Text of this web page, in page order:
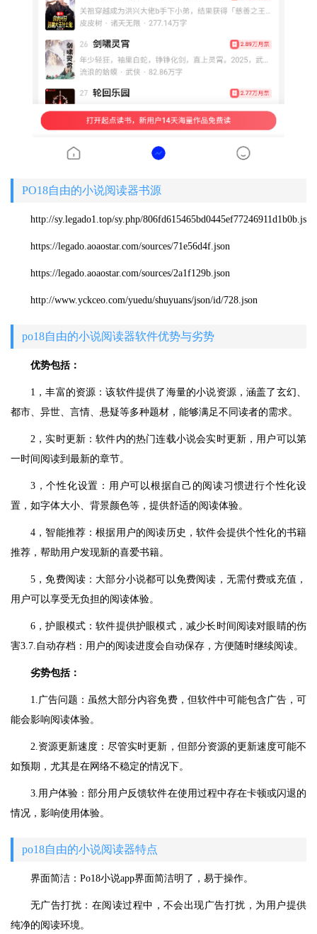
PO18自由的小说阅读器书源
http://sy.legado1.top/sy.php/806fd615465bd0445ef77246911d1b0b.json
https://legado.aoaostar.com/sources/71e56d4f.json
https://legado.aoaostar.com/sources/2a1f129b.json
http://www.yckceo.com/yuedu/shuyuans/json/id/728.json
po18自由的小说阅读器软件优势与劣势
优势包括：
1，丰富的资源：该软件提供了海量的小说资源，涵盖了玄幻、
都市、异世、言情、悬疑等多种题材，能够满足不同读者的需求。
2，实时更新：软件内的热门连载小说会实时更新，用户可以第
一时间阅读到最新的章节。
3，个性化设置：用户可以根据自己的阅读习惯进行个性化设
置，如字体大小、背景颜色等，提供舒适的阅读体验。
4，智能推荐：根据用户的阅读历史，软件会提供个性化的书籍
推荐，帮助用户发现新的喜爱书籍。
5，免费阅读：大部分小说都可以免费阅读，无需付费或充值，
用户可以享受无负担的阅读体验。
6，护眼模式：软件提供护眼模式，减少长时间阅读对眼睛的伤
害3.7.自动存档：用户的阅读进度会自动保存，方便随时继续阅读。
劣势包括：
1.广告问题：虽然大部分内容免费，但软件中可能包含广告，可
能会影响阅读体验。
2.资源更新速度：尽管实时更新，但部分资源的更新速度可能不
如预期，尤其是在网络不稳定的情况下。
3.用户体验：部分用户反馈软件在使用过程中存在卡顿或闪退的
情况，影响使用体验。
po18自由的小说阅读器特点
界面简洁：Po18小说app界面简洁明了，易于操作。
无广告打扰：在阅读过程中，不会出现广告打扰，为用户提供
纯净的阅读环境。